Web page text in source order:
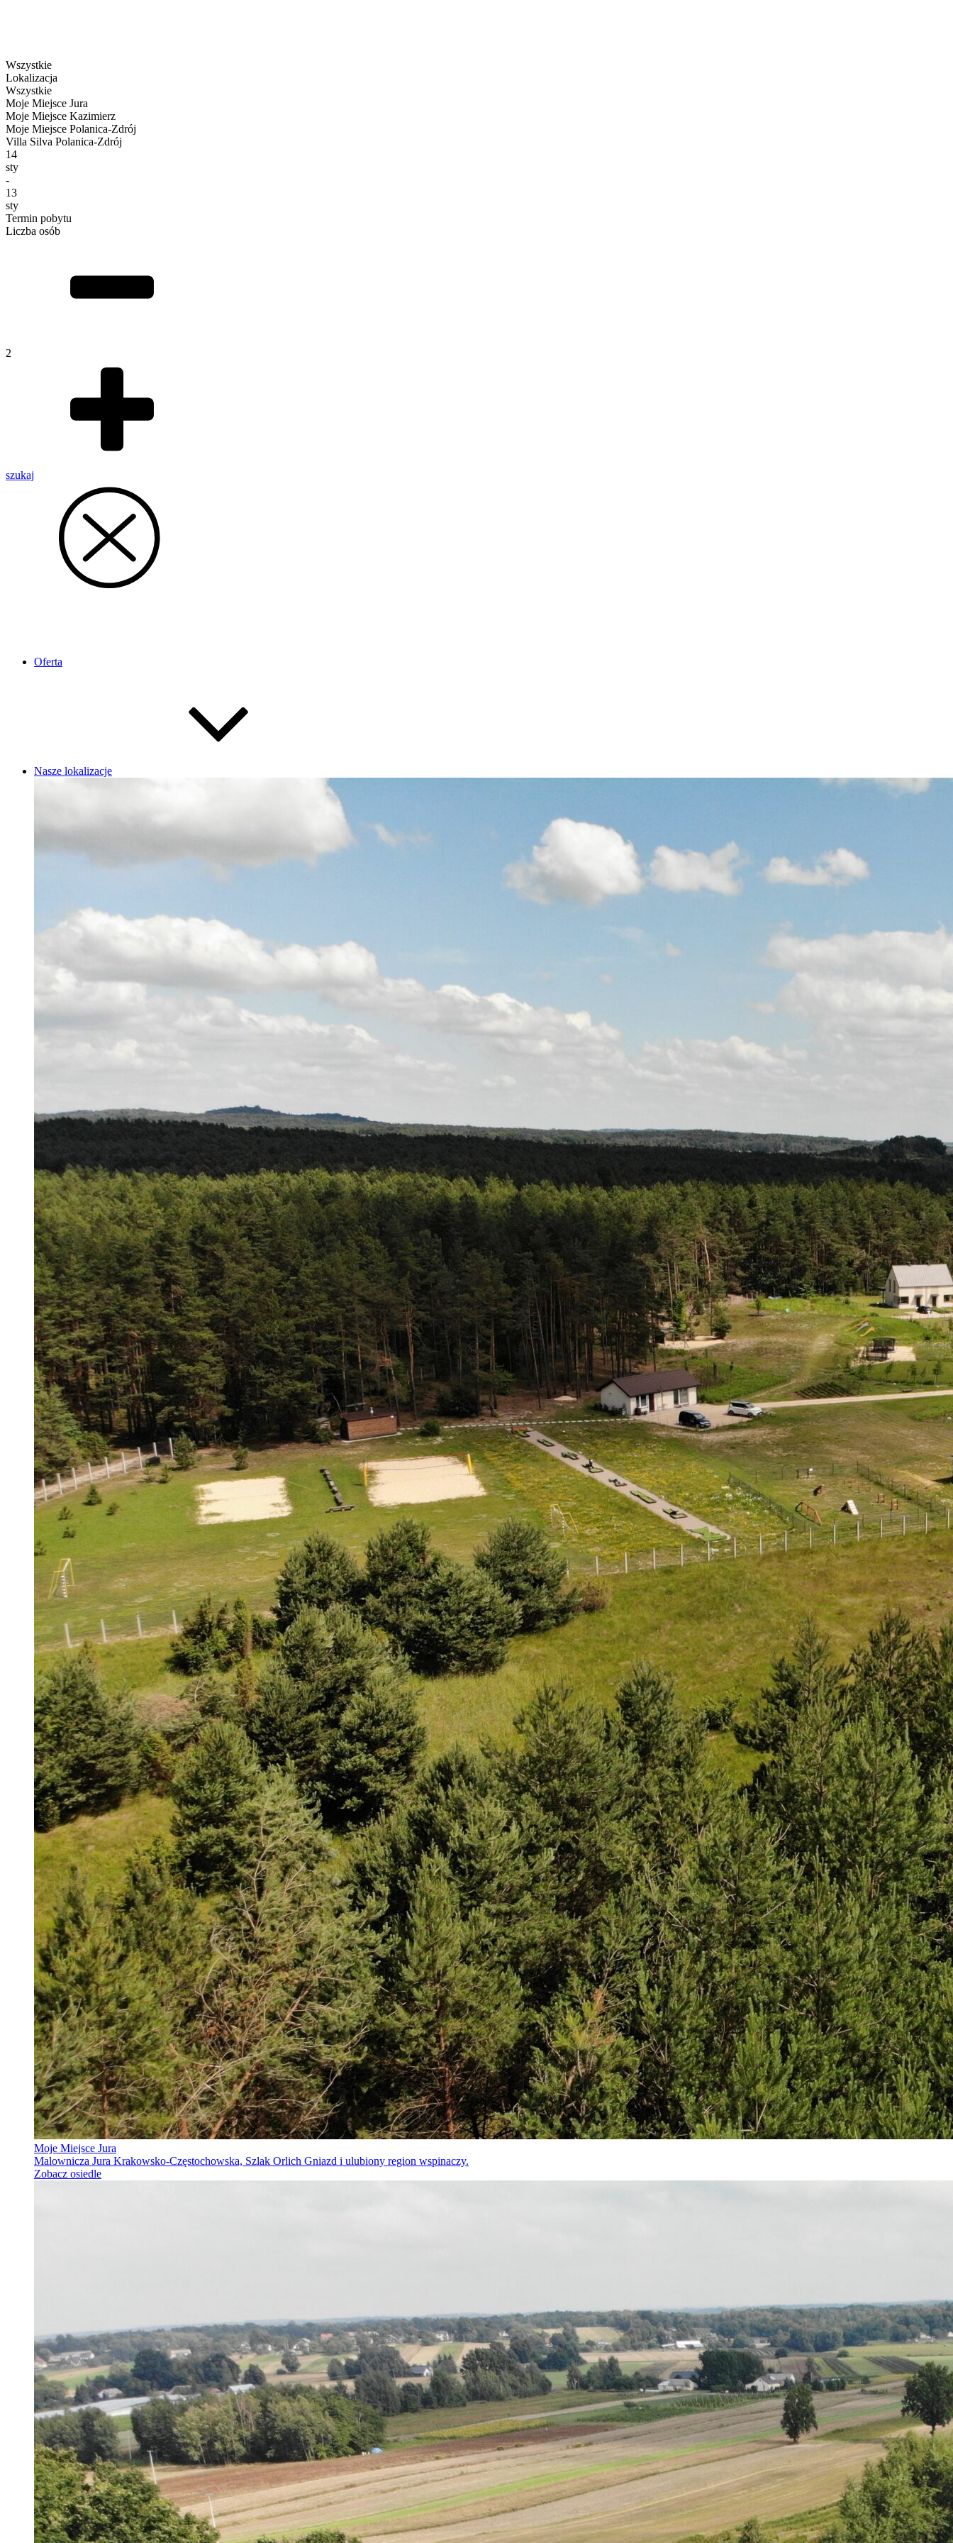
Wszystkie
Lokalizacja
Wszystkie
Moje Miejsce Jura
Moje Miejsce Kazimierz
Moje Miejsce Polanica-Zdrój
Villa Silva Polanica-Zdrój
14
sty
-
13
sty
Termin pobytu
Liczba osób
2
szukaj
Oferta
Nasze lokalizacje
Moje Miejsce Jura
Malownicza Jura Krakowsko-Częstochowska, Szlak Orlich Gniazd i ulubiony region wspinaczy.
Zobacz osiedle